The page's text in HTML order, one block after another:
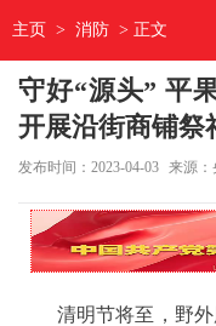
主页 > 消防 > 正文
守好“源头” 平
开展沿街商铺祭
发布时间：2023-04-03 来源：
清明节将至，野